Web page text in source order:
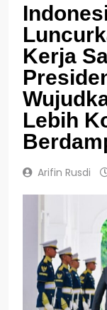
Kerja
Lebih
Arifin Rusdi